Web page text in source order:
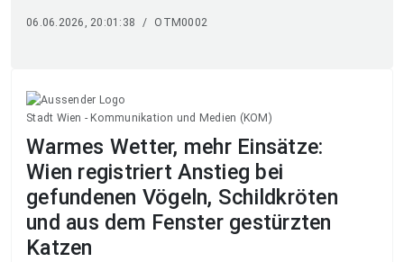
06.06.2026, 20:01:38 / OTM0002
Stadt Wien - Kommunikation und Medien (KOM)
Warmes Wetter, mehr Einsätze:
Wien registriert Anstieg bei
gefundenen Vögeln, Schildkröten
und aus dem Fenster gestürzten
Katzen